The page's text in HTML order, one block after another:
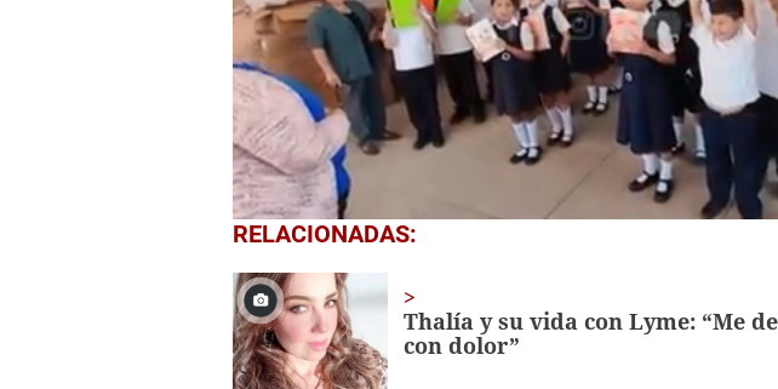
0
seconds
1
minute,
56
seconds Volume
0%
RELACIONADAS:
Thalía y su vida con Lyme: “Me
con dolor”